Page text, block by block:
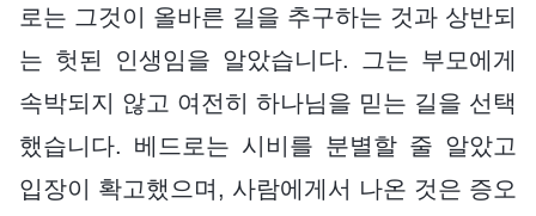
로는 그것이 올바른 길을 추구하는 것과 상반되
는 헛된 인생임을 알았습니다. 그는 부모에게
속박되지 않고 여전히 하나님을 믿는 길을 선택
했습니다. 베드로는 시비를 분별할 줄 알았고
입장이 확고했으며, 사람에게서 나온 것은 증오